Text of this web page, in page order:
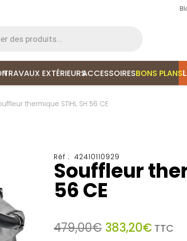
TRAVAUX EXTÉRIEURSACCESSOIRESBONS PLANS
thermique STIHL SH 56 CE
Réf : 42410110929
Souffleur
56 CE
479,00€ Le
383,20€Le
TTC